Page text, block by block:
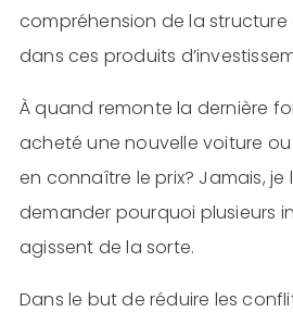
compréhension de la structure
dans ces produits
À quand remonte la dernière
acheté une nouvelle voiture
en connaître le prix? Jamais, je
demander pourquoi plusieurs
agissent de la sorte.
Dans le but de réduire les